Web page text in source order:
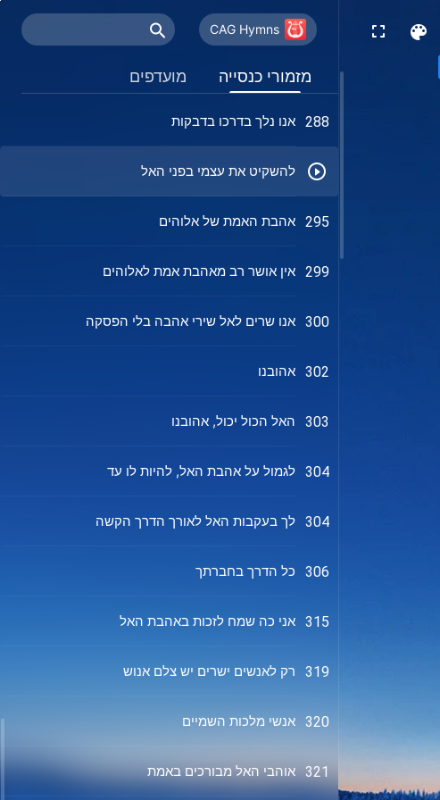
CAG Hymns
מזמורי כנסייה מועדפים
285 השמים כאן כה כחולים
286 אהבתו של אלוהים מקרבת אותנו זה לזה
288 אנו נלך בדרכו בדבקות
להשקיט את עצמי בפני האל
295 אהבת האמת של אלוהים
299 אין אושר רב מאהבת אמת לאלוהים
300 אנו שרים לאל שירי אהבה בלי הפסקה
302 אהובנו
303 האל הכול יכול, אהובנו
304 לגמול על אהבת האל, להיות לו עד
304 לך בעקבות האל לאורך הדרך הקשה
306 כל הדרך בחברתך
315 אני כה שמח לזכות באהבת האל
319 רק לאנשים ישרים יש צלם אנוש
320 אנשי מלכות השמיים
321 אוהבי האל מבורכים באמת